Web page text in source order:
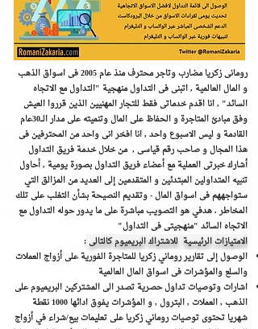
رومانى زكريا مضارب وتاجر محترف منذ عام 2005 فى اسواق الذهب
و المال العالمية , اتبنى فى التداول منهجية "التداول مع الاتجاه
السائد" , ​انا اقدم خدماتى فقط للتجار المهنيين الذين قرروا العيش
وفق مبادئ المتاجرة و الحفاظ على المال وتنميته على مدار الـــ30عام
القادمة و ليس الاسبوع واحد , انا افخر انى واحد من المحترفين فى
هذا المجال و صاحب رقم قياسى , من خلال خدمة فريق التداول
أشارك خبرتى العملية مع أعضاء فريق التداول بصورة يومية , أحاول
تنبيه المتداولين المبتدئين و المتقدمين إلى العديد من المزالق التي
ستواجههم فى اسواق المال - وتقديم النصيحة بشأن التغلب على تلك
المخاطر . هدفي هو التصويب مباشرة على ما يدور حوله التداول مع
الاتجاه السائد "منهجيتى فى التداول"
الامتيازات الرئيسية للاشتراك البريميوم كالتالى:
الوصول إلى تقارير روماني زكريا للمتاجرة الفورية على أزواج العملات
والسلع والمؤشرات فى اسواق المال العالمية
اشارات وتوصيات تداول حصرية تصدر الى المشتركين البريميوم على
الذهب , العملات , البترول , و المؤشرات يفوق ادائها 1000 نقطة
شهريا تحتوى توصيات روماني زكريا على تعليمات بيع/شراء في أزواج